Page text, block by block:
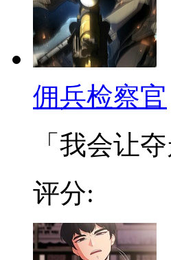
佣兵检察官
「我会让
评分: